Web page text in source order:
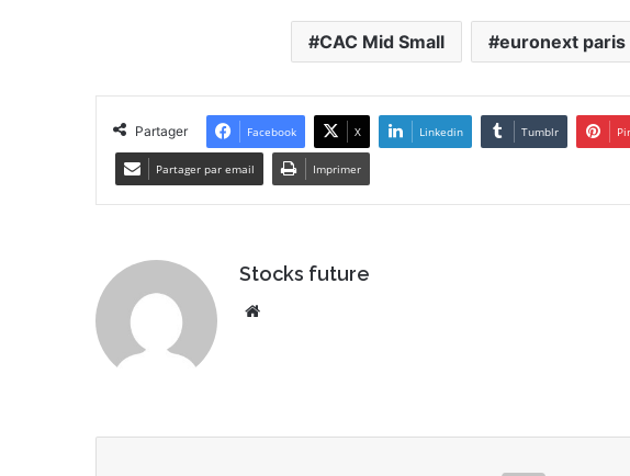
CAC Mid Small euronext paris
Partager Facebook X Linkedin Tumblr
Partager par email Imprimer
Stocks future